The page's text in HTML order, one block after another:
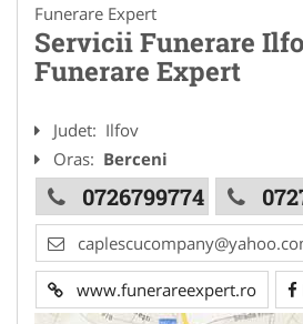
Funerare Expert
Servicii Funerare
Funerare Expert
Judet: Ilfov
Oras: Berceni
0726799774
www.funerareexpert.ro